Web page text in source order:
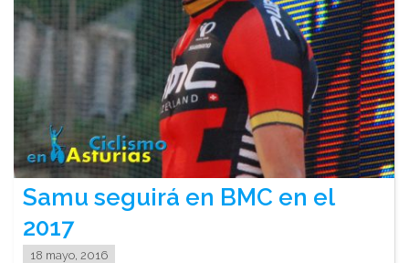
Samu seguirá en BMC en el
2017
18 mayo, 2016